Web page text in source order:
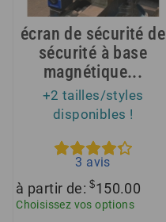
écran de sécurité de
sécurité à base
magnétique...
+2 tailles/styles
disponibles !
3 avis
à partir de:$150.00
Choisissez vos options